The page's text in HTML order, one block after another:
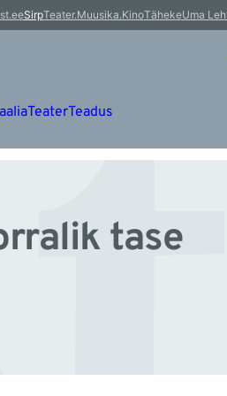
SirpTeater.Muusika.KinoTähekeUma
TeaterTeadus
tase